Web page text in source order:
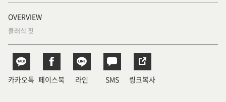
OVERVIEW
클래식 핏
카카오톡 페이스북 라인 SMS 링크복사